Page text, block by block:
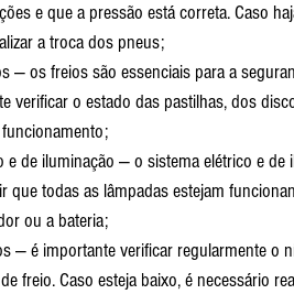
e que a pressão está correta. Caso
a troca dos pneus;
— os freios são essenciais para a
verificar o estado das pastilhas, dos
e de iluminação — o sistema elétrico e
que todas as lâmpadas estejam
ou a bateria;
— é importante verificar regularmente o
freio. Caso esteja baixo, é necessário